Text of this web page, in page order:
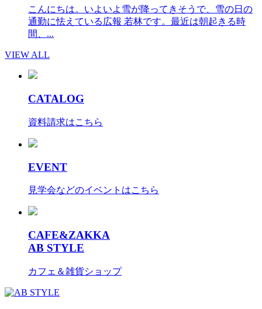
こんにちは。いよいよ雪が降ってきそうで、雪の日の
通勤に怯えている広報 若林です。最近は朝起きる時
間、...
VIEW ALL
CATALOG
資料請求はこちら
EVENT
見学会などのイベントはこちら
CAFE&ZAKKA
AB STYLE
カフェ＆雑貨ショップ